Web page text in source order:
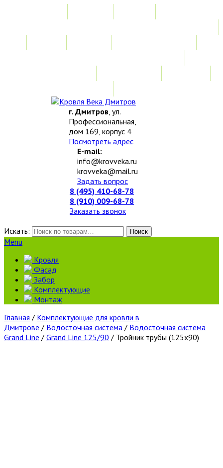
г. Дмитров, ул.
Профессиональная,
дом 169, корпус 4
Посмотреть адрес
E-mail:
info@krovveka.ru
krovveka@mail.ru
Задать вопрос
8 (495) 410-68-78
8 (910) 009-68-78
Заказать звонок
Искать:
Поиск
Menu
Кровля
Фасад
Забор
Комплектующие
Монтаж
Главная / Комплектующие для кровли в
Дмитрове / Водосточная система / Водосточная система
Grand Line / Grand Line 125/90 / Тройник трубы (125х90)